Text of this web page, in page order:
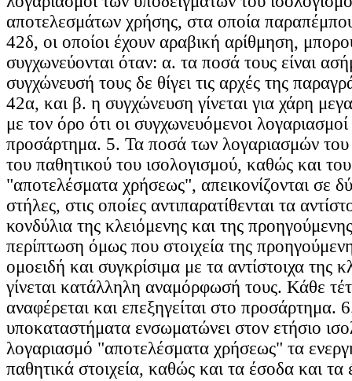
αποτελεσμάτων χρήσης, στα οποία
42δ, οι οποίοι έχουν αραβική αρίθμηση,
συγχωνεύονται όταν: α. τα ποσά τους είναι
συγχώνευσή τους δε θίγει τις αρχές της
42α, και β. η συγχώνευση γίνεται για χάρη
με τον όρο ότι οι συγχωνευόμενοι
προσάρτημα. 5. Τα ποσά των λογαριασμών του
του παθητικού του ισολογισμού, καθώς και
"αποτελέσματα χρήσεως", απεικονίζονται σε
στήλες, στις οποίες αντιπαρατίθενται τα
κονδύλια της κλειόμενης και της
περίπτωση όμως που στοιχεία της
ομοειδή και συγκρίσιμα με τα αντίστοιχα της
γίνεται κατάλληλη αναμόρφωσή τους. Κάθε
αναφέρεται και επεξηγείται στο προσάρτημα.
υποκαταστήματα ενσωματώνει στον ετήσιο
λογαριασμό "αποτελέσματα χρήσεως" τα
παθητικά στοιχεία, καθώς και τα έσοδα και τα